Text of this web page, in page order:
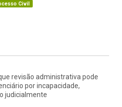
Civil
revisão administrativa pode
por incapacidade,
judicialmente